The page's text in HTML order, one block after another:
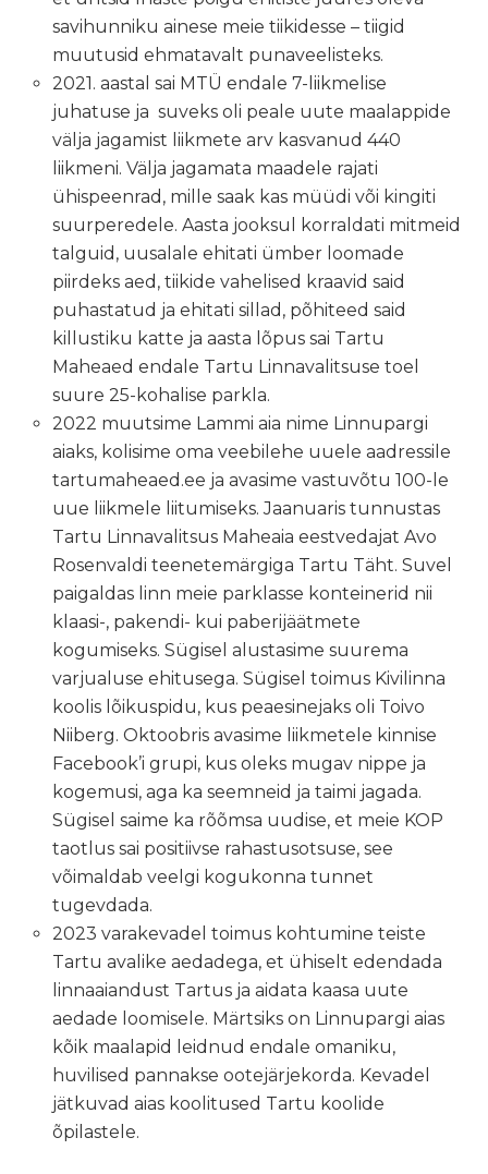
savihunniku ainese meie tiikidesse – tiigid
muutusid ehmatavalt punaveelisteks.
2021. aastal sai MTÜ endale 7-liikmelise
juhatuse ja suveks oli peale uute maalappide
välja jagamist liikmete arv kasvanud 440
liikmeni. Välja jagamata maadele rajati
ühispeenrad, mille saak kas müüdi või kingiti
suurperedele. Aasta jooksul korraldati mitmeid
talguid, uusalale ehitati ümber loomade
piirdeks aed, tiikide vahelised kraavid said
puhastatud ja ehitati sillad, põhiteed said
killustiku katte ja aasta lõpus sai Tartu
Maheaed endale Tartu Linnavalitsuse toel
suure 25-kohalise parkla.
2022 muutsime Lammi aia nime Linnupargi
aiaks, kolisime oma veebilehe uuele aadressile
tartumaheaed.ee ja avasime vastuvõtu 100-le
uue liikmele liitumiseks. Jaanuaris tunnustas
Tartu Linnavalitsus Maheaia eestvedajat Avo
Rosenvaldi teenetemärgiga Tartu Täht. Suvel
paigaldas linn meie parklasse konteinerid nii
klaasi-, pakendi- kui paberijäätmete
kogumiseks. Sügisel alustasime suurema
varjualuse ehitusega. Sügisel toimus Kivilinna
koolis lõikuspidu, kus peaesinejaks oli Toivo
Niiberg. Oktoobris avasime liikmetele kinnise
Facebook’i grupi, kus oleks mugav nippe ja
kogemusi, aga ka seemneid ja taimi jagada.
Sügisel saime ka rõõmsa uudise, et meie KOP
taotlus sai positiivse rahastusotsuse, see
võimaldab veelgi kogukonna tunnet
tugevdada.
2023 varakevadel toimus kohtumine teiste
Tartu avalike aedadega, et ühiselt edendada
linnaaiandust Tartus ja aidata kaasa uute
aedade loomisele. Märtsiks on Linnupargi aias
kõik maalapid leidnud endale omaniku,
huvilised pannakse ootejärjekorda. Kevadel
jätkuvad aias koolitused Tartu koolide
õpilastele.